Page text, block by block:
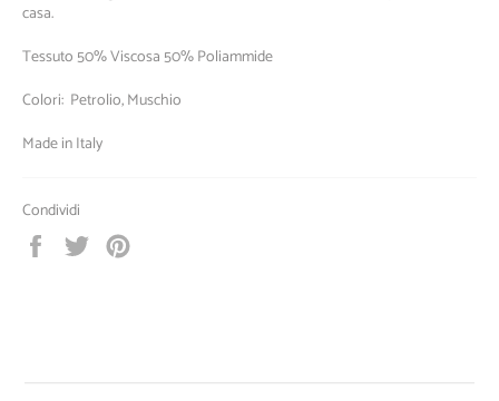
casa.
Tessuto 50% Viscosa 50% Poliammide
Colori: Petrolio, Muschio
Made in Italy
Condividi
CondividiTwitta